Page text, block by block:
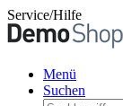
Service/Hilfe
Menü
Suchen